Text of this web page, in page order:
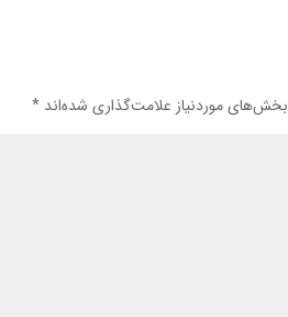
بخش‌های موردنیاز علامت‌گذاری شده‌اند*